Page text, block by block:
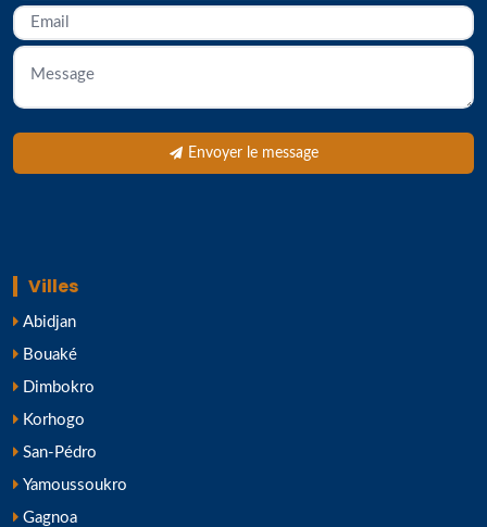
Envoyer le message
Villes
Abidjan
Bouaké
Dimbokro
Korhogo
San-Pédro
Yamoussoukro
Gagnoa